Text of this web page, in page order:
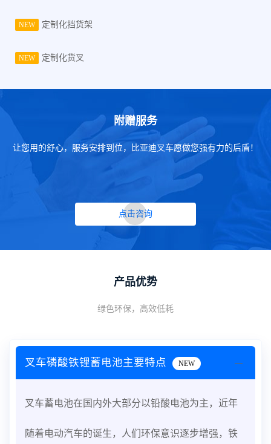
NEW 定制化挡货架
NEW 定制化货叉
附赠服务
让您用的舒心，服务安排到位，比亚迪叉车愿做您强有力的后盾！
点击咨询
产品优势
绿色环保，高效低耗
叉车磷酸铁锂蓄电池主要特点 NEW
叉车蓄电池在国内外大部分以铅酸电池为主，近年
随着电动汽车的诞生，人们环保意识逐步增强，铁